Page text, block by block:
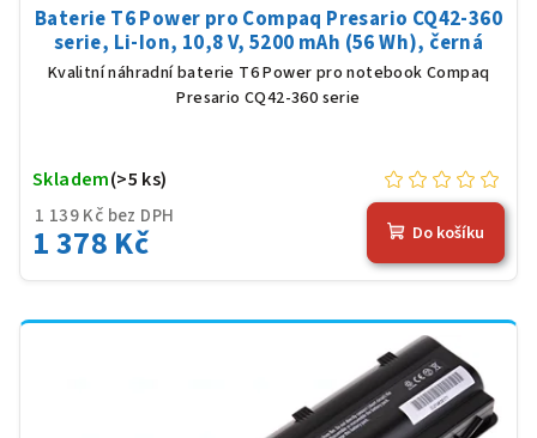
Baterie T6 Power pro Compaq Presario CQ42-360
serie, Li-Ion, 10,8 V, 5200 mAh (56 Wh), černá
Kvalitní náhradní baterie T6 Power pro notebook Compaq
Presario CQ42-360 serie
1 139 Kč bez DPH
1 378 Kč
Skladem(>5 ks)
Do košíku